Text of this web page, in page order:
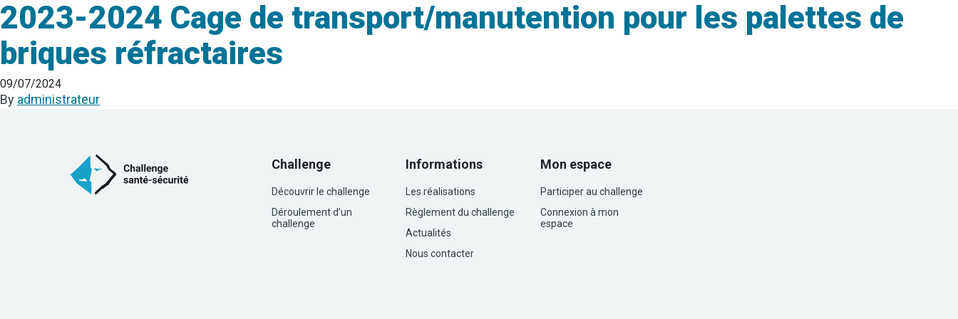
2023-2024 Cage de transport/manutention pour les palettes de
briques réfractaires
09/07/2024
By administrateur
Challenge
Découvrir le challenge
Déroulement d’un
challenge
Informations
Les réalisations
Règlement du challenge
Actualités
Nous contacter
Mon espace
Participer au challenge
Connexion à mon
espace